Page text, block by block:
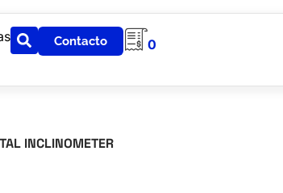
Contacto 0
INCLINOMETER